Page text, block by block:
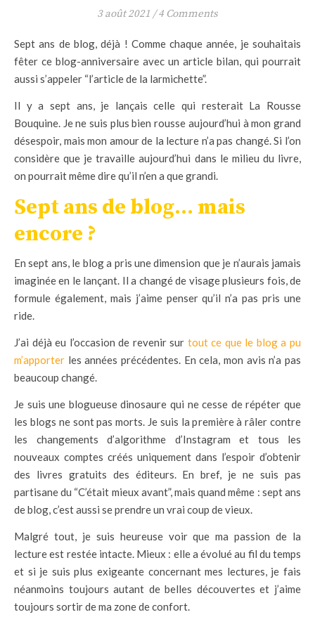
3 août 2021 / 4 Comments
Sept ans de blog, déjà ! Comme chaque année, je souhaitais
fêter ce blog-anniversaire avec un article bilan, qui pourrait
aussi s’appeler “l’article de la larmichette”.
Il y a sept ans, je lançais celle qui resterait La Rousse
Bouquine. Je ne suis plus bien rousse aujourd’hui à mon grand
désespoir, mais mon amour de la lecture n’a pas changé. Si l’on
considère que je travaille aujourd’hui dans le milieu du livre,
on pourrait même dire qu’il n’en a que grandi.
Sept ans de blog… mais
encore ?
En sept ans, le blog a pris une dimension que je n’aurais jamais
imaginée en le lançant. Il a changé de visage plusieurs fois, de
formule également, mais j’aime penser qu’il n’a pas pris une
ride.
J’ai déjà eu l’occasion de revenir sur tout ce que le blog a pu
m’apporter les années précédentes. En cela, mon avis n’a pas
beaucoup changé.
Je suis une blogueuse dinosaure qui ne cesse de répéter que
les blogs ne sont pas morts. Je suis la première à râler contre
les changements d’algorithme d’Instagram et tous les
nouveaux comptes créés uniquement dans l’espoir d’obtenir
des livres gratuits des éditeurs. En bref, je ne suis pas
partisane du “C’était mieux avant”, mais quand même : sept ans
de blog, c’est aussi se prendre un vrai coup de vieux.
Malgré tout, je suis heureuse voir que ma passion de la
lecture est restée intacte. Mieux : elle a évolué au fil du temps
et si je suis plus exigeante concernant mes lectures, je fais
néanmoins toujours autant de belles découvertes et j’aime
toujours sortir de ma zone de confort.